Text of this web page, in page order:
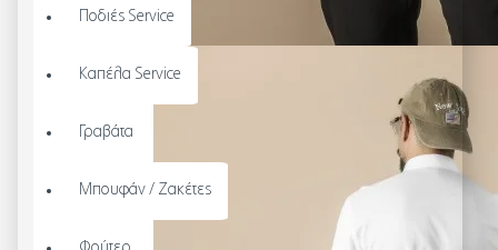
Ποδιές Service
Καπέλα Service
Γραβάτα
Μπουφάν / Ζακέτες